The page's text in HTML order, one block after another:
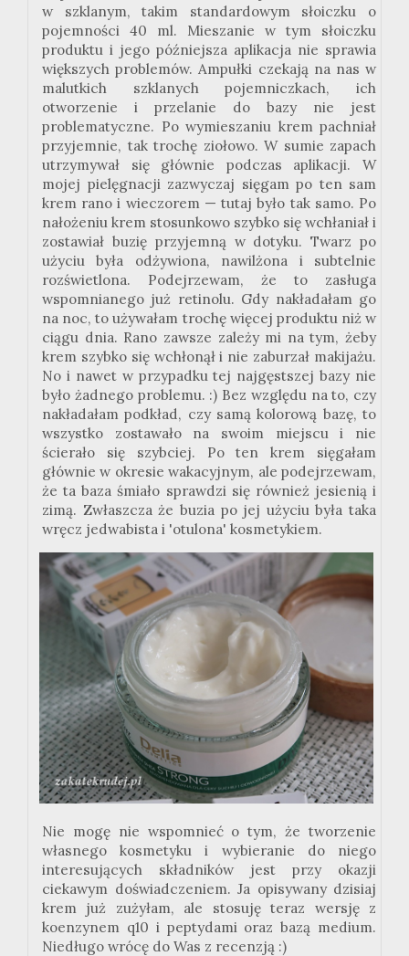
w szklanym, takim standardowym słoiczku o
pojemności 40 ml. Mieszanie w tym słoiczku
produktu i jego późniejsza aplikacja nie sprawia
większych problemów. Ampułki czekają na nas w
malutkich szklanych pojemniczkach, ich
otworzenie i przelanie do bazy nie jest
problematyczne. Po wymieszaniu krem pachniał
przyjemnie, tak trochę ziołowo. W sumie zapach
utrzymywał się głównie podczas aplikacji. W
mojej pielęgnacji zazwyczaj sięgam po ten sam
krem rano i wieczorem — tutaj było tak samo. Po
nałożeniu krem stosunkowo szybko się wchłaniał i
zostawiał buzię przyjemną w dotyku. Twarz po
użyciu była odżywiona, nawilżona i subtelnie
rozświetlona. Podejrzewam, że to zasługa
wspomnianego już retinolu. Gdy nakładałam go
na noc, to używałam trochę więcej produktu niż w
ciągu dnia. Rano zawsze zależy mi na tym, żeby
krem szybko się wchłonął i nie zaburzał makijażu.
No i nawet w przypadku tej najgęstszej bazy nie
było żadnego problemu. :) Bez względu na to, czy
nakładałam podkład, czy samą kolorową bazę, to
wszystko zostawało na swoim miejscu i nie
ścierało się szybciej. Po ten krem sięgałam
głównie w okresie wakacyjnym, ale podejrzewam,
że ta baza śmiało sprawdzi się również jesienią i
zimą. Zwłaszcza że buzia po jej użyciu była taka
wręcz jedwabista i 'otulona' kosmetykiem.
Nie mogę nie wspomnieć o tym, że tworzenie
własnego kosmetyku i wybieranie do niego
interesujących składników jest przy okazji
ciekawym doświadczeniem. Ja opisywany dzisiaj
krem już zużyłam, ale stosuję teraz wersję z
koenzynem q10 i peptydami oraz bazą medium.
Niedługo wrócę do Was z recenzją :)